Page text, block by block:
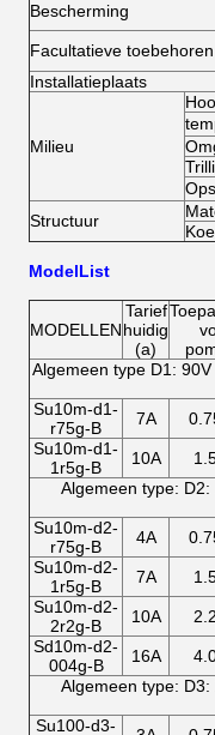
Bescherming
Facultatieve toebehoren
Installatieplaats
Milieu
Structuur
ModelList
MODELLEN
Tarief
huidig
(a)
Algemeen type D1:
Su10m-d1-
r75g-B
7A
Su10m-d1-
1r5g-B
10A
Algemeen type:
Su10m-d2-
r75g-B
4A
Su10m-d2-
1r5g-B
7A
Su10m-d2-
2r2g-B
10A
Sd10m-d2-
004g-B
16A
Algemeen type:
Su100-d3-